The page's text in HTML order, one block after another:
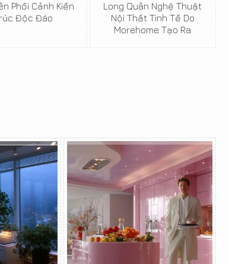
Phối Cảnh Kiến
Độc Đáo
Long Quân Nghệ Thuật
Nội Thất Tinh Tế Do
Morehome Tạo Ra